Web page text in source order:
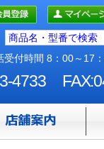
付時間 8：00～17
4733